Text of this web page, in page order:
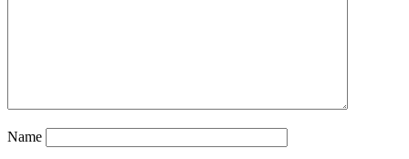
Name